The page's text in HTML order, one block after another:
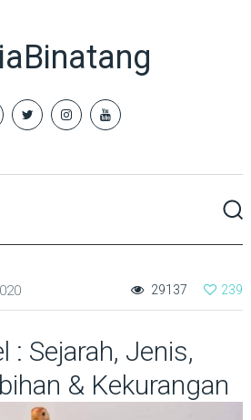
239
29137
: Sejarah, Jenis,
& Kekurangan